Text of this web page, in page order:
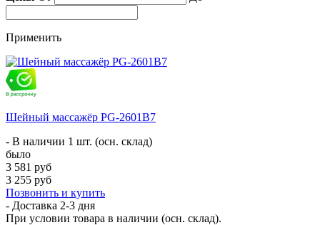
Применить
Шейный массажёр PG-2601B7
- В наличии 1 шт. (осн. склад)
было
3 581 руб
3 255 руб
Позвонить и купить
- Доставка 2-3 дня
При условии товара в наличии (осн. склад).